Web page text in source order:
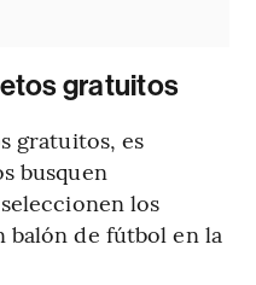
gratuitos
gratuitos, es
busquen
los
balón de fútbol en la